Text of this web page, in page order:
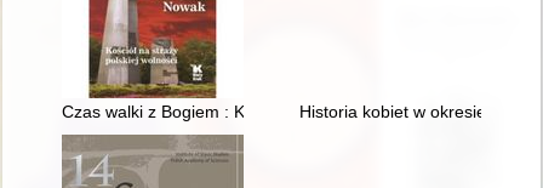
Czas walki z Bogiem : Kościół na straży polskiej wolności
Historia kobiet w okresie